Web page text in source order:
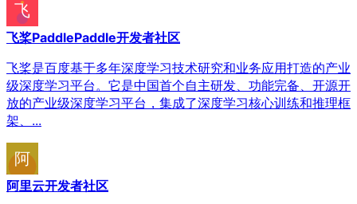
飞桨PaddlePaddle开发者社区
飞桨是百度基于多年深度学习技术研究和业务应用打造的产业
级深度学习平台。它是中国首个自主研发、功能完备、开源开
放的产业级深度学习平台，集成了深度学习核心训练和推理框
架、...
阿里云开发者社区